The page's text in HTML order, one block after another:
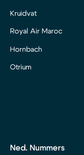
Kruidvat
Royal Air Maroc
Hornbach
Otrium
Ned. Nummers